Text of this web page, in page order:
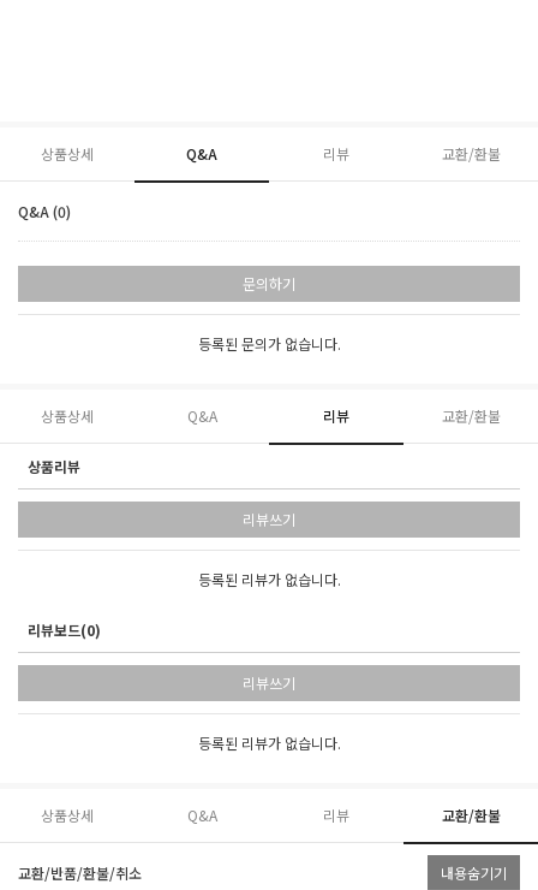
상품상세 Q&A 리뷰 교환/환불
Q&A (0)
문의하기
등록된 문의가 없습니다.
상품상세 Q&A 리뷰 교환/환불
상품리뷰
리뷰쓰기
등록된 리뷰가 없습니다.
리뷰보드(0)
리뷰쓰기
등록된 리뷰가 없습니다.
상품상세 Q&A 리뷰 교환/환불
교환/반품/환불/취소 내용숨기기